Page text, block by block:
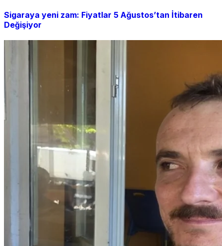
Sigaraya yeni zam: Fiyatlar 5 Ağustos’tan İtibaren
Değişiyor